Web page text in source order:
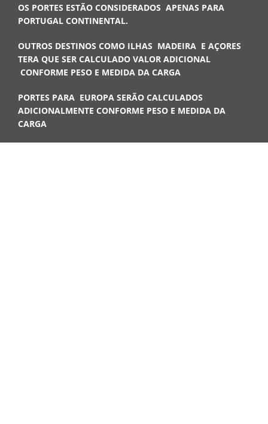
OS PORTES ESTÃO CONSIDERADOS APENAS PARA
PORTUGAL CONTINENTAL.
OUTROS DESTINOS COMO ILHAS MADEIRA E AÇORES
TERA QUE SER CALCULADO VALOR ADICIONAL
CONFORME PESO E MEDIDA DA CARGA
PORTES PARA EUROPA SERÃO CALCULADOS
ADICIONALMENTE CONFORME PESO E MEDIDA DA
CARGA